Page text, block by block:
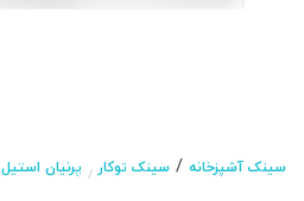
سینک آشپزخانه / سینک توکار / پرنیان استیل